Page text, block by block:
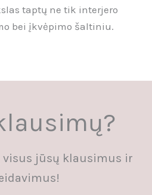
taptų ne tik interjero
bei įkvėpimo šaltiniu.
visus jūsų klausimus ir